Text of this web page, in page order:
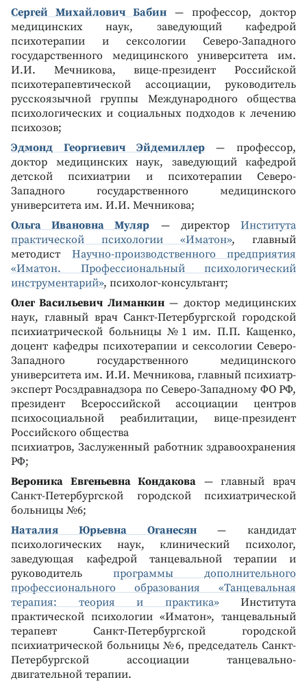
Сергей Михайлович Бабин — профессор, доктор
медицинских наук, заведующий кафедрой
психотерапии и сексологии Северо-Западного
государственного медицинского университета им.
И.И. Мечникова, вице-президент Российской
психотерапевтической ассоциации, руководитель
русскоязычной группы Международного общества
психологических и социальных подходов к лечению
психозов;
Эдмонд Георгиевич Эйдемиллер— профессор,
доктор медицинских наук, заведующий кафедрой
детской психиатрии и психотерапии Северо-
Западного государственного медицинского
университета им. И.И. Мечникова;
Ольга Ивановна Муляр — директорИнститута
практической психологии «Иматон», главный
методист Научно-производственного предприятия
«Иматон. Профессиональный психологический
инструментарий», психолог-консультант;
Олег Васильевич Лиманкин— доктор медицинских
наук, главный врач Санкт-Петербургской городской
психиатрической больницы №1 им. П.П. Кащенко,
доцент кафедры психотерапии и сексологии Северо-
Западного государственного медицинского
университета им. И.И. Мечникова, главный психиатр-
эксперт Росздравнадзора по Северо-Западному ФО РФ,
президент Всероссийской ассоциации центров
психосоциальной реабилитации, вице-президент
Российского общества
психиатров, Заслуженный работник здравоохранения
РФ;
Вероника Евгеньевна Кондакова — главный врач
Санкт-Петербургской городской психиатрической
больницы №6;
Наталия Юрьевна Оганесян— кандидат
психологических наук, клинический психолог,
заведующая кафедрой танцевальной терапии и
руководитель программы дополнительного
профессионального образования «Танцевальная
терапия: теория и практика»Института
практической психологии «Иматон», танцевальный
терапевт Санкт-Петербургской городской
психиатрической больницы №6, председатель Санкт-
Петербургской ассоциации танцевально-
двигательной терапии.